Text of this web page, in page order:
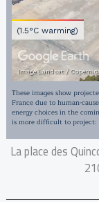
La place des